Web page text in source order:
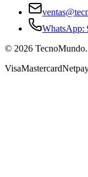
WhatsApp:
© 2026 TecnoMundo.
VisaMastercard